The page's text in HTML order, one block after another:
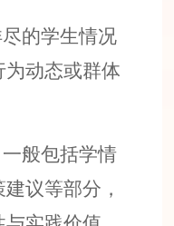
的学生情况
为动态或群体
般包括学情
议等部分，